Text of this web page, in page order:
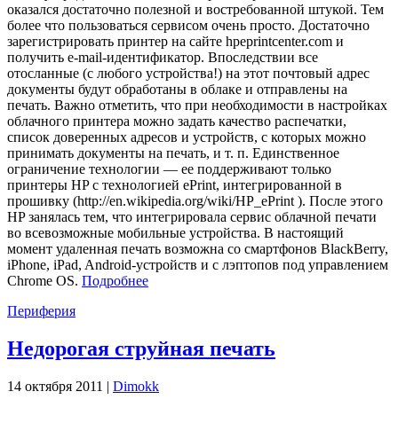
оказался достаточно полезной и востребованной штукой. Тем
более что пользоваться сервисом очень просто. Достаточно
зарегистрировать принтер на сайте hpeprintcenter.com и
получить e-mail-идентификатор. Впоследствии все
отосланные (с любого устройства!) на этот почтовый адрес
документы будут обработаны в облаке и отправлены на
печать. Важно отметить, что при необходимости в настройках
облачного принтера можно задать качество распечатки,
список доверенных адресов и устройств, с которых можно
принимать документы на печать, и т. п. Единственное
ограничение технологии — ее поддерживают только
принтеры HP с технологией ePrint, интегрированной в
прошивку (http://en.wikipedia.org/wiki/HP_ePrint ). После этого
HP занялась тем, что интегрировала сервис облачной печати
во всевозможные мобильные устройства. В настоящий
момент удаленная печать возможна со смартфонов BlackBerry,
iPhone, iPad, Android-устройств и с лэптопов под управлением
Chrome OS. Подробнее
Периферия
Недорогая струйная печать
14 октября 2011 | Dimokk